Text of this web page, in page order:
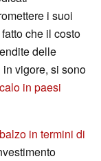
i suoi
che il costo
delle
vigore, si sono
calo in paesi
balzo in termini di